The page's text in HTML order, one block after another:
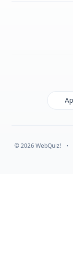
© 2026 WebQuiz! •